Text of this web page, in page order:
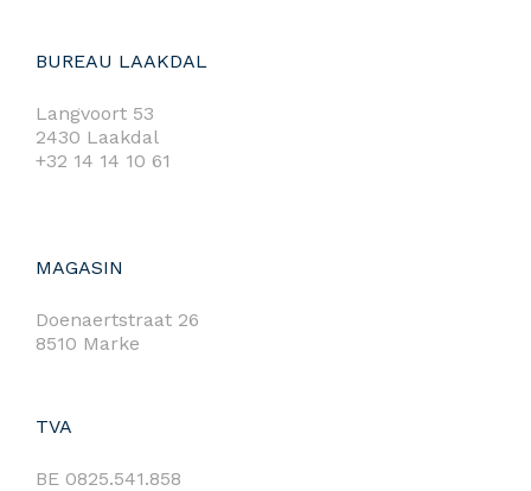
BUREAU LAAKDAL
Langvoort 53
2430 Laakdal
+32 14 14 10 61
MAGASIN
Doenaertstraat 26
8510 Marke
TVA
BE 0825.541.858